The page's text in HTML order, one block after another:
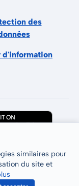
des
d'information
2026
similaires pour
du site et